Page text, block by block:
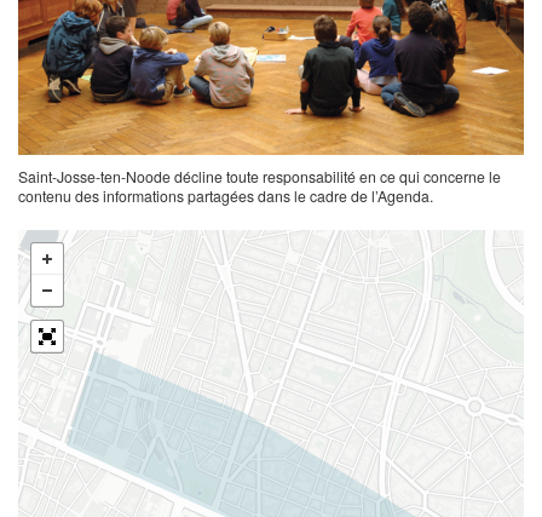
Saint-Josse-ten-Noode décline toute responsabilité en ce qui concerne le
contenu des informations partagées dans le cadre de l’Agenda.